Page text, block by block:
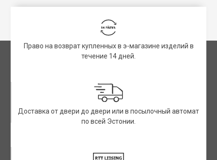
Право на возврат купленных в э-магазине изделий в
течение 14 дней.
Доставка от двери до двери или в посылочный автомат
по всей Эстонии.